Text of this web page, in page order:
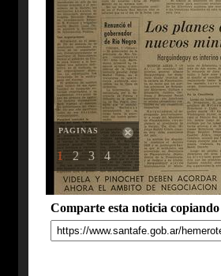
PAGINAS
1 2 3 4
Comparte esta noticia copiando